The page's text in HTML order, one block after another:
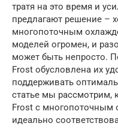
тратя на это время и
предлагают решение –
многопоточным
моделей огромен, и
может быть непросто.
Frost обусловлена их
поддерживать
статье мы рассмотрим,
Frost с многопоточным
идеально